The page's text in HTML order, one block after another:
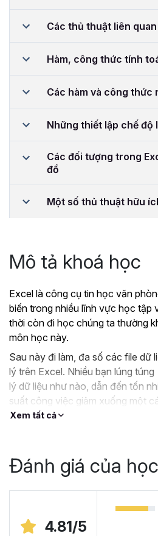
Các thủ thuật liên
Hàm, công thức tính
Các hàm và công thức
Những thiết lập chế độ
Các đối tượng trong
đồ
Một số thủ thuật hữu
Mô tả khoá học
Excel là công cụ tin học văn
biến trong nhiều lĩnh vực học tập
thời còn đi học chúng ta thường
môn học này.
Sau này đi làm, đa số các file dữ
lý trên Excel. Nhiều bạn lúng
lý dữ liệu như nào, dẫn đến tốn
suất công việc giảm xuống một
?Nếu như bạn:
Hoặc trước đây chỉ học lý
Hoặc đã có kiến thức cơ
muốn nâng cao kỹ năng
Xem tất cả
Đánh giá của
4.81/5